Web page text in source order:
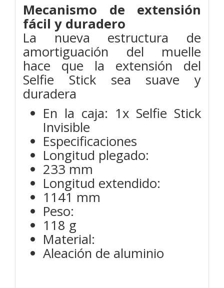
Mecanismo de extensión
fácil y duradero
La nueva estructura de
amortiguación del muelle
hace que la extensión del
Selfie Stick sea suave y
duradera
En la caja: 1x Selfie Stick
Invisible
Especificaciones
Longitud plegado:
233 mm
Longitud extendido:
1141 mm
Peso:
118 g
Material:
Aleación de aluminio